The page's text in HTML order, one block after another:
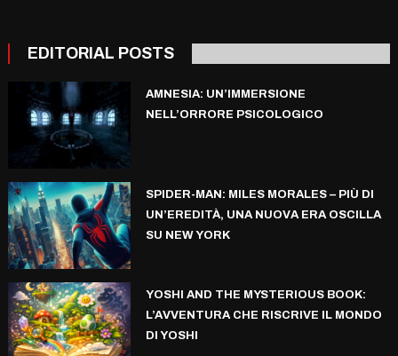
EDITORIAL POSTS
AMNESIA: UN’IMMERSIONE
NELL’ORRORE PSICOLOGICO
SPIDER-MAN: MILES MORALES – PIÙ DI
UN’EREDITÀ, UNA NUOVA ERA OSCILLA
SU NEW YORK
YOSHI AND THE MYSTERIOUS BOOK:
L’AVVENTURA CHE RISCRIVE IL MONDO
DI YOSHI